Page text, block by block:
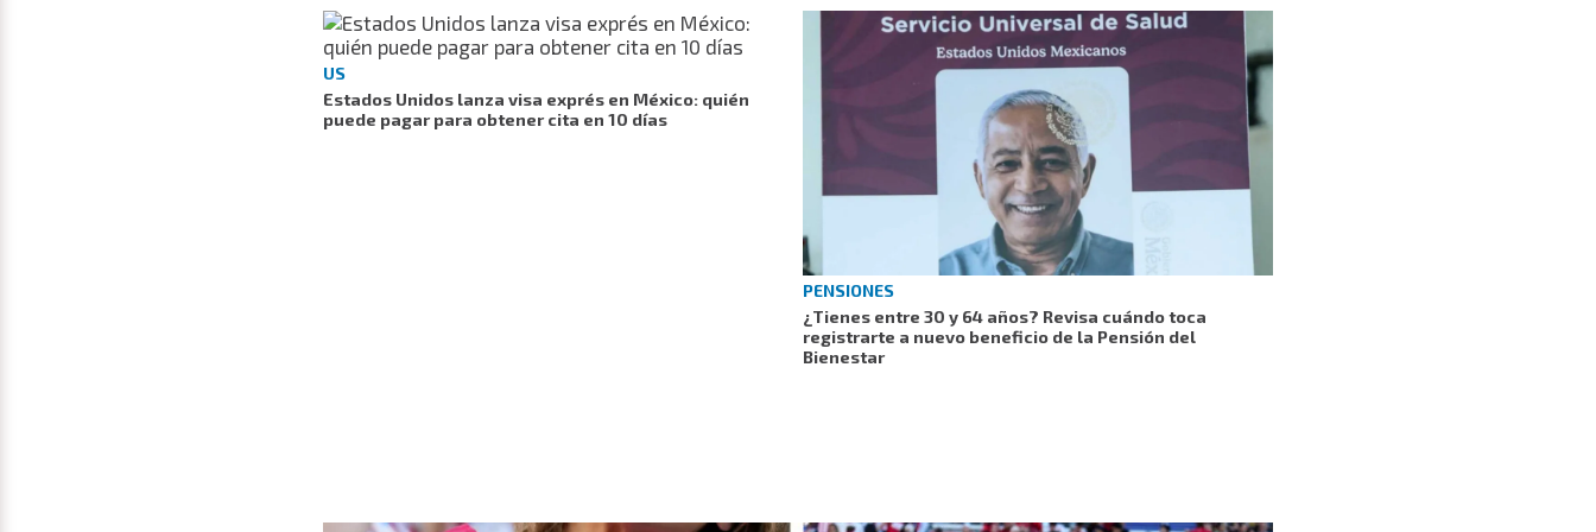
US
Estados Unidos lanza visa exprés en México: quién
puede pagar para obtener cita en 10 días
PENSIONES
¿Tienes entre 30 y 64 años? Revisa cuándo toca
registrarte a nuevo beneficio de la Pensión del
Bienestar